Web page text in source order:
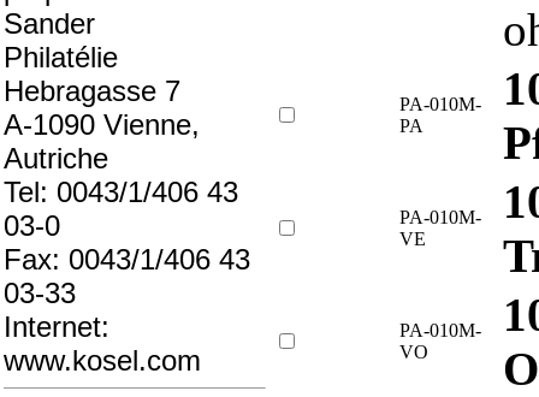
Sander
Philatélie
Hebragasse 7
A-1090 Vienne,
Autriche
Tel: 0043/1/406 43
03-0
Fax: 0043/1/406 43
03-33
Internet:
www.kosel.com
PA-010M-
PA
PA-010M-
VE
PA-010M-
VO